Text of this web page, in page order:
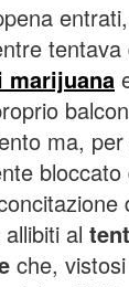
marijuana
ma,
bloccato
al
che,